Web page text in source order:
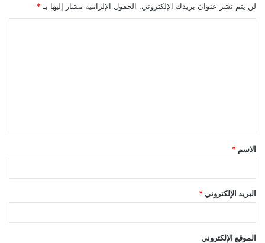
لن يتم نشر عنوان بريدك الإلكتروني. الحقول الإلزامية مشار إليها بـ *
ق
*
الاسم *
البريد الإلكتروني *
الموقع الإلكتروني